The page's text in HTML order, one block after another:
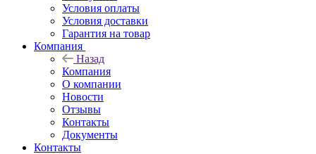
Условия оплаты
Условия доставки
Гарантия на товар
Компания
Назад
Компания
О компании
Новости
Отзывы
Контакты
Документы
Контакты